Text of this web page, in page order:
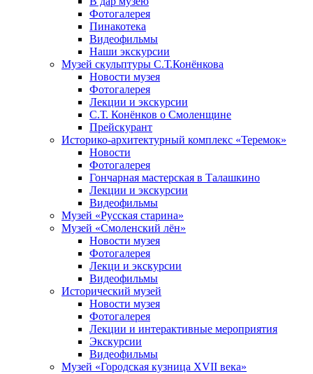
Фотогалерея
Пинакотека
Видеофильмы
Наши экскурсии
Музей скульптуры С.Т.Конёнкова
Новости музея
Фотогалерея
Лекции и экскурсии
С.Т. Конёнков о Смоленщине
Прейскурант
Историко-архитектурный комплекс «Теремок»
Новости
Фотогалерея
Гончарная мастерская в Талашкино
Лекции и экскурсии
Видеофильмы
Музей «Русская старина»
Музей «Смоленский лён»
Новости музея
Фотогалерея
Лекци и экскурсии
Видеофильмы
Исторический музей
Новости музея
Фотогалерея
Лекции и интерактивные мероприятия
Экскурсии
Видеофильмы
Музей «Городская кузница XVII века»